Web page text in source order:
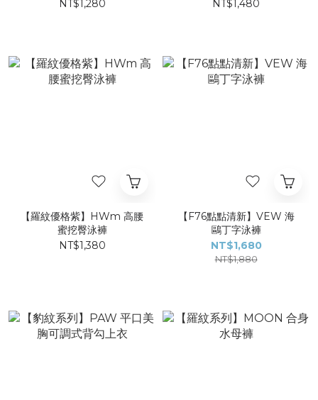
NT$1,280
NT$1,480
【羅紋優格紫】HWm 高腰
蜜挖臀泳褲
NT$1,380
【F76點點清新】VEW 海
鷗丁字泳褲
NT$1,680
NT$1,880